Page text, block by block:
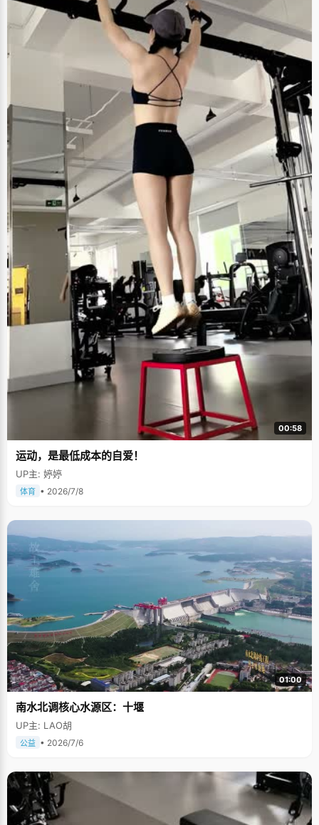
00:58
运动，是最低成本的自爱！
UP主: 婷婷
体育 • 2026/7/8
01:00
南水北调核心水源区：十堰
UP主: LAO胡
公益 • 2026/7/6